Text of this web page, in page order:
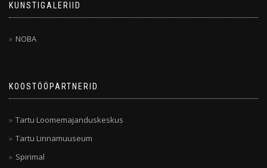
KUNSTIGALERIID
NOBA
KOOSTÖÖPARTNERID
Tartu Loomemajanduskeskus
Tartu Linnamuuseum
Spirimal